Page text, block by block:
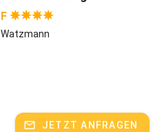
F
Watzmann
JETZT ANFRAGEN